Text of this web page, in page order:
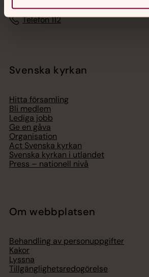
Digitalt brev
Telefon 112
Svenska kyrkan
Hitta församling
Bli medlem
Lediga jobb
Ge en gåva
Organisation
Act Svenska kyrkan
Svenska kyrkan i utlandet
Press – nationell nivå
Om webbplatsen
Behandling av personuppgifter
Kakor
Lyssna
Tillgänglighetsredogörelse